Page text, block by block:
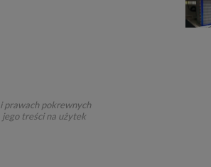
prawach pokrewnych
treści na użytek